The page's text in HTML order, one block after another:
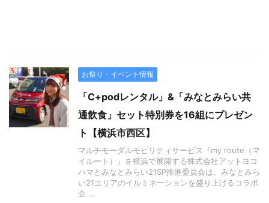
お祭り・イベント情報
「C+podレンタル」&「みなとみらい共
通飲食」セット特別券を16組にプレゼン
ト【横浜市西区】
マルチモーダルモビリティサービス『my route（マ
イルート）』を横浜で展開する株式会社アットヨコ
ハマとみなとみらい21SP推進委員会は、みなとみら
い21エリアのイルミネーションを盛り上げるコラボ
企 ...